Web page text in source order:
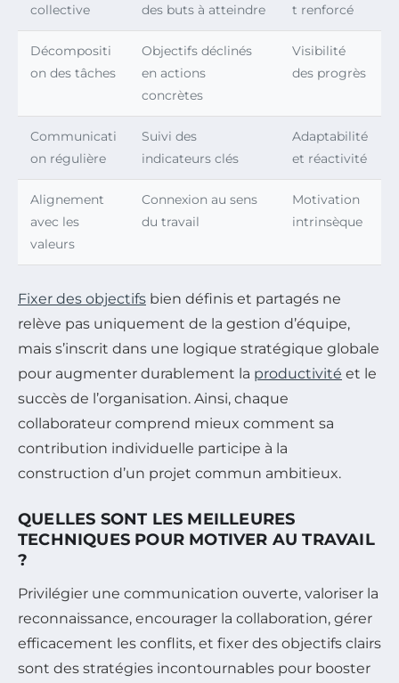
collective
des buts à atteindre
t renforcé
Décompositi
on des tâches
Objectifs déclinés
en actions
concrètes
Visibilité
des progrès
Communicati
on régulière
Suivi des
indicateurs clés
Adaptabilité
et réactivité
Alignement
avec les
valeurs
Connexion au sens
du travail
Motivation
intrinsèque
Fixer des objectifs bien définis et partagés ne
relève pas uniquement de la gestion d’équipe,
mais s’inscrit dans une logique stratégique globale
pour augmenter durablement la productivité et le
succès de l’organisation. Ainsi, chaque
collaborateur comprend mieux comment sa
contribution individuelle participe à la
construction d’un projet commun ambitieux.
QUELLES SONT LES MEILLEURES
TECHNIQUES POUR MOTIVER AU TRAVAIL
?
Privilégier une communication ouverte, valoriser la
reconnaissance, encourager la collaboration, gérer
efficacement les conflits, et fixer des objectifs clairs
sont des stratégies incontournables pour booster